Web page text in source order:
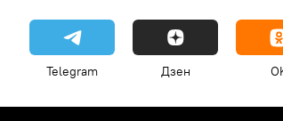
Telegram Дзен